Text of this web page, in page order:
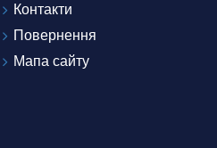
Контакти
Повернення
Мапа сайту